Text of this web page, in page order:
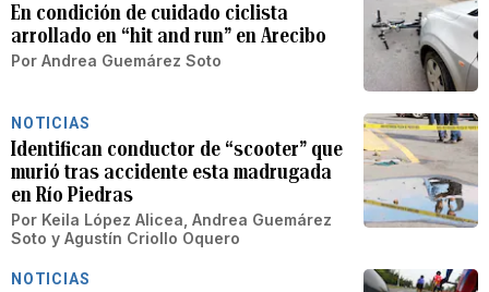
En condición de cuidado ciclista
arrollado en “hit and run” en Arecibo
Por Andrea Guemárez Soto
NOTICIAS
Identifican conductor de “scooter” que
murió tras accidente esta madrugada
en Río Piedras
Por Keila López Alicea Andrea Guemárez
Soto y Agustín Criollo Oquero
NOTICIAS